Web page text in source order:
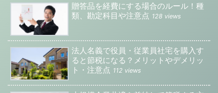
贈答品を経費にする場合のルール！種
類、勘定科目や注意点 128 views
法人名義で役員・従業員社宅を購入す
ると節税になる？メリットやデメリッ
ト・注意点 112 views